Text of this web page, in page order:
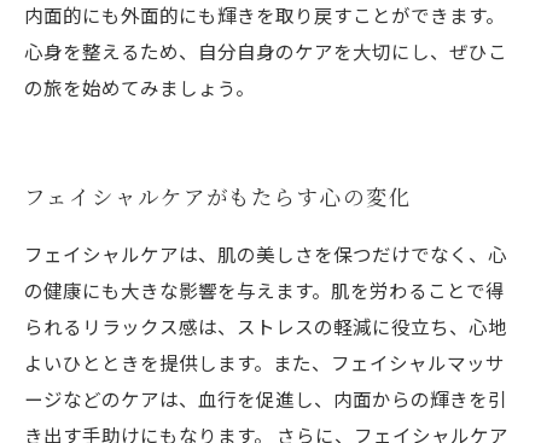
内面的にも外面的にも輝きを取り戻すことができます。
心身を整えるため、自分自身のケアを大切にし、ぜひこ
の旅を始めてみましょう。
フェイシャルケアがもたらす心の変化
フェイシャルケアは、肌の美しさを保つだけでなく、心
の健康にも大きな影響を与えます。肌を労わることで得
られるリラックス感は、ストレスの軽減に役立ち、心地
よいひとときを提供します。また、フェイシャルマッサ
ージなどのケアは、血行を促進し、内面からの輝きを引
き出す手助けにもなります。 さらに、フェイシャルケア